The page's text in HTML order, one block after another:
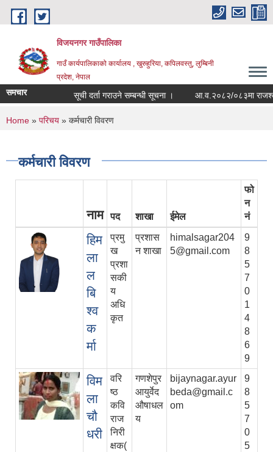
Skip to main content
विजयनगर गाउँपालिका
गाउँ कार्यपालिकाको कार्यालय , खुरुहुरिया, कपिलवस्तु, लुम्बिनी
प्रदेश, नेपाल
समचार सूची दर्ता गराउने सम्बन्धी सूचना । आ.व.२०८२/०८३मा राजश्व
You are here
Home » परिचय » कर्मचारी विवरण
कर्मचारी विवरण
नाम पद शाखा ईमेल
फो
न
नं
हिम
ला
ल
बि
श्व
क
र्मा
प्रमु
ख
प्रशा
सकी
य
अधि
कृत
प्रशास
न शाखा
himalsagar204
5@gmail.com
9
8
5
7
0
1
4
8
6
9
विम
ला
चौ
धरी
वरि
ष्ठ
कवि
राज
निरी
क्षक(
गणशेपुर
आयुर्वेद
औषाधल
य
bijaynagar.ayur
beda@gmail.c
om
9
8
5
7
0
5